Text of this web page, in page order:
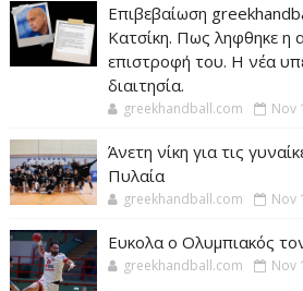
Επιβεβαίωση
Κατσίκη. Πως ληφθηκε η
επιστροφή του. Η νέα
διαιτησία.
greekhandball.com Nov
Άνετη νίκη για τις
Πυλαία
greekhandball.com Nov
Ευκολα ο Ολυμπιακός
greekhandball.com Nov